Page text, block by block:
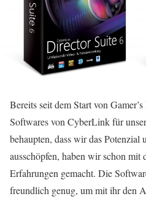
Bereits seit dem Start von
Softwares von CyberLink für
behaupten, dass wir das Potenzial
ausschöpfen, haben wir schon mit
Erfahrungen gemacht. Die
freundlich genug, um mit ihr den